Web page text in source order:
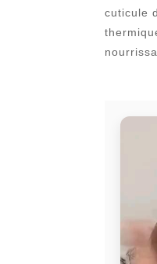
cuticule